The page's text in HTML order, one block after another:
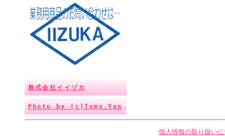
株式会社イイヅカ
Photo by (c)Tomo.Yun
個人情報の取り扱い